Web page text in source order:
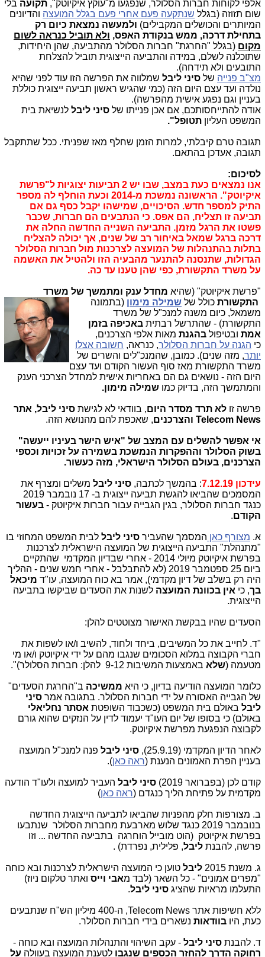
אלפי לקוחות חברות הסלולר, שנפגעו מ"עוקץ איקיוטק", תקועה בלי
שום תזוזה (בגלל שנתקעה פעם אחרי פעם בגלל המועצה והדיונים
המיותרים והכושלים המקבילים) ולמעשה נמצאת כיום רק
בתחילת דרכה, ממש בנקודת האפס, ולא תוביל כנראה לשום
מקום (בגלל "החרגת" חברות הסלולר מהתביעה, שהן היחידות,
שתוכלנה לשלם, במידה והתביעה הייצוגית תוביל להצלחת
התובעים ולא תידחה).
מצ"ב פנייה של סיני ליבל שמלווה את הפרשה הזו עוד לפני שהיא
נולדה ועד עצם היום הזה (כמי שהגיש ראשון תביעה ייצוגית כוללת
בעניין וגם נפגע אישית מהפרשה).
אודה להתייחסותכם, אם אכן פנייתו של סיני ליבל לנשיאת בית
המשפט העליון תטופל".
תגובה טרם קיבלתי, למרות הזמן שחלף מאז שפניתי. ככל שתתקבל
תגובה, אעדכן בהתאם.
לסיכום:
אנו נמצאים כעת במצב, שבו יש 2 תביעות יצוגיות ל"פרשת
איקיוטק". הראשונה נמשכת מ-2014 וכעת הוחלף לה מספר
התיק למספר חדש. הסיכויים, שמישהו יקבל כסף גם אם
תביעה זו תצליח, הם אפס. כי הנתבעים הם חברות, שכבר
פשטו את הרגל מזמן. התביעה השנייה החדשה החלה את
דרכה ברגל שמאל באיחור רב של שנים, אך יכולה להצליח
בתלות בהתנהלות של המועצה לצרכנות מול חברות הסלולר
הגדולות, שתנסנה להתנער מהבעיה הזו ולהטיל את האשמה
על משרד התקשורת, כפי שהן טענו עד כה.
"פרשת איקיוטק" (שהיא מחדל ענק ומתמשך של משרד
התקשורת כולל של שמילה מימון (בתמונה
משמאל, כיום משנה למנכ"ל של משרד
התקשורת) - שהתרשל רבתית באכיפה בזמן
אמת ובטיפול בהגנת מאות אלפי הצרכנים,
כי הגנה על חברות הסלולר, כנראה, חשובה אצלו
יותר, מזה שנים). כמובן, שהמנכ"לים והשרים של
משרד התקשורת מאז סוף העשור הקודם ועד עצם
היום הזה - נושאים גם הם באחריות אישית למחדל הצרכני הענק
והמתמשך הזה, בדיוק כמו שמילה מימון.
פרשה זו לא תרד מסדר היום, בוודאי לא לגישת סיני ליבל, אתר
Telecom News והצרכנים, שאכפת להם מהנושא הזה.
אי אפשר להשלים עם המצב של "איש הישר בעיניו ייעשה"
בשוק הסלולר וההפקרות הנמשכת בשמירה על זכויות וכספי
הצרכנים, בעולם הסלולר הישראלי, מזה כעשור.
עידכון 7.12.19 : בהמשך לכתבה, סיני ליבל משלים ומצרף את
המסמכים שהביאו להגשת תביעה ייצוגית ב- 17 נובמבר 2019
כנגד חברות הסלולר, בגין הגבייה עבור חברות איקיוטק - בעשור
הקודם.
א. מצורף כאן המסמך שהעביר סיני ליבל לבית המשפט המחוזי בו
"מתנהלת" התביעה הייצוגית של המועצה הישראלית לצרכנות
בפרשת איקיוטק מיולי 2014 - אחרי שבדיון המקדמי שהתקיים
ביום 25 ספטמבר 2019 (לא להתבלבל - אחרי חמש שנים - ההליך
היה רק בשלב של דיון מקדמי), אמר בא כוח המועצה, עו"ד מיכאל
בך, כי אין בכוונת המועצה לשנות את הסעדים שביקשו בתביעה
הייצוגית.
הסעדים שהיו בבקשת האישור מצוטטים להלן:
"ד. לחייב את כל המשיבים, ביחד ולחוד, להשיב ו/או לשפות את
חברי הקבוצה במלוא הסכומים שנגבו מהם על ידי איקיוטק ו/או מי
מטעמה (שלא באמצעות המשיבות 9-12 להלן: חברות הסלולר)".
כלומר המועצה הודיעה בדיון, כי היא ממשיכה ב"החרגת הסעדים"
של הגבייה האסורה על ידי חברות הסלולר. בתגובה אמר סיני
ליבל באולם בית המשפט (כשכבוד השופטת אסתר נחליאלי
באולם) כי בסופו של יום העו"ד יעמוד לדין על הנזקים שהוא גורם
לקבוצה הנפגעת מפרשת איקיוטק.
לאחר הדיון המקדמי (25.9.19), סיני ליבל פנה למנכ"ל המועצה
בעניין הפרת האמונים הנענת (ראה כאן).
קודם לכן (בפברואר 2019) סיני ליבל העביר למועצה ולעו"ד הודעה
מקדמית על פתיחת הליך כנגדם (ראה כאן)
ב. מצורפות חלק מהפניות שהביאו לתביעה הייצוגית החדשה
בנובמבר 2019 כנגד שלוש מארבעת מחברות הסלולר שנתבעו
בפרשת איקיוטק (הוט מובייל הוחרגה בתביעה החדשה ... וזו
פרשה, להבנת ליבל, פלילית, נפרדת) .
ג. משנת 2015 ליבל טוען כי המועצה הישראלית לצרכנות ובא כוחה
"מפרים אמונים" - כל השאר (לבד מאבי וייס ואתר טלקום ניוז)
התעלמו מראיות שהציג סיני ליבל.
ללא חשיפות אתר Telecom News, ה-400 מיליון הש"ח שנתבעים
כעת, היו בוודאות נשארים בידי חברות הסלולר.
ד. להבנת סיני ליבל - עקב השיהוי והתנהלות המועצה ובא כוחה -
רחוקה הדרך להחזר הכספים שנגבו לטענת המועצה בעוולה על